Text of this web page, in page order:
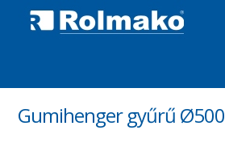
Gumihenger gyűrű Ø500